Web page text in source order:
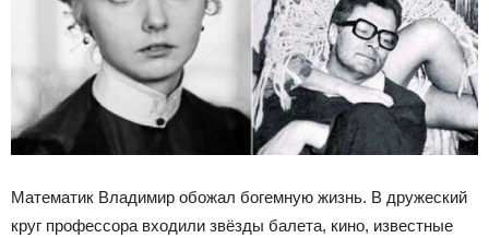
Математик Владимир обожал богемную жизнь. В дружеский
круг профессора входили звёзды балета, кино, известные